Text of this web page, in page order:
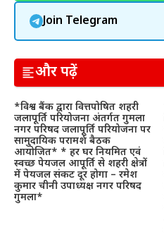
Join Telegram
और पढ़ें
*विश्व बैंक द्वारा वित्तपोषित शहरी
जलापूर्ति परियोजना अंतर्गत गुमला
नगर परिषद जलापूर्ति परियोजना पर
सामुदायिक परामर्श बैठक
आयोजित* * हर घर नियमित एवं
स्वच्छ पेयजल आपूर्ति से शहरी क्षेत्रों
में पेयजल संकट दूर होगा – रमेश
कुमार चीनी उपाध्यक्ष नगर परिषद
गुमला*